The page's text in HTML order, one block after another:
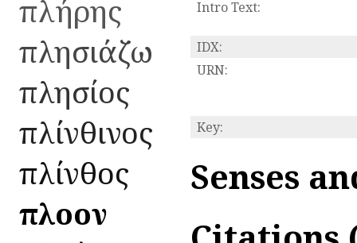
πλήρης
πλησιάζω
πλησίος
πλίνθινος
πλίνθος
πλοῖον
Intro Text:
IDX:
URN:
Key:
Senses